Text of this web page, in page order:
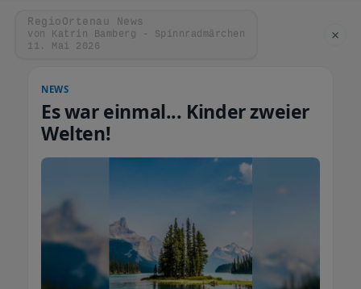
RegioOrtenau News
von Katrin Bamberg - Spinnradmärchen
11. Mai 2026
×
NEWS
Es war einmal... Kinder zweier
Welten!